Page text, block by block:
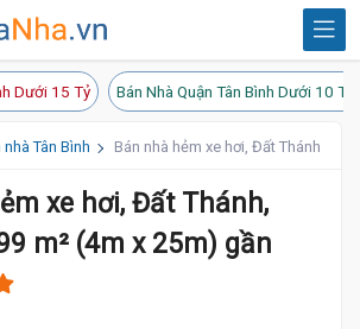
Dưới 15 Tỷ Bán Nhà Quận Tân Bình Dưới 10 Tỷ
nhà Tân Bình Bán nhà hẻm xe hơi, Đất Thánh,
xe hơi, Đất Thánh,
m² (4m x 25m) gần